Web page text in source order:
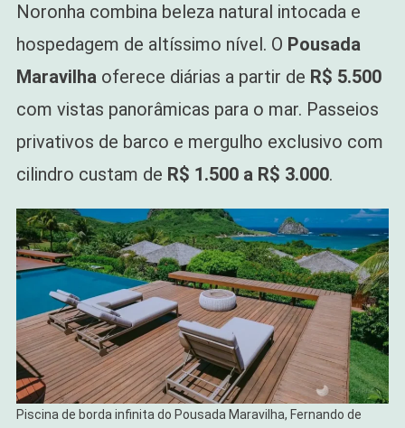
Noronha combina beleza natural intocada e
hospedagem de altíssimo nível. O Pousada
Maravilhaoferece diárias a partir de R$ 5.500
com vistas panorâmicas para o mar. Passeios
privativos de barco e mergulho exclusivo com
cilindro custam de R$ 1.500 a R$ 3.000.
Piscina de borda infinita do Pousada Maravilha, Fernando de